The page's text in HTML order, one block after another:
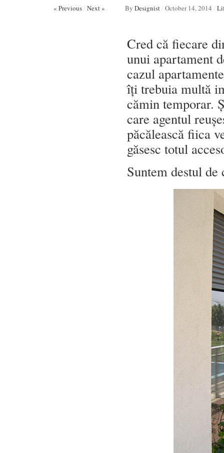
« Previous/ Next » By Designist/ October 14, 2014 /
Cred că fiecare
unui apartament
cazul
îți trebuia multă
cămin temporar.
care agentul
păcălească fiica
găsesc totul
Suntem destul